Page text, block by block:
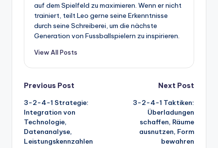
auf dem Spielfeld zu maximieren. Wenn er nicht
trainiert, teilt Leo gerne seine Erkenntnisse
durch seine Schreiberei, um die nächste
Generation von Fussballspielern zu inspirieren.
View All Posts
Post
navigation
Previous Post
3-2-4-1 Strategie:
Integration von
Technologie,
Datenanalyse,
Leistungskennzahlen
Next Post
3-2-4-1 Taktiken:
Überladungen
schaffen, Räume
ausnutzen, Form
bewahren